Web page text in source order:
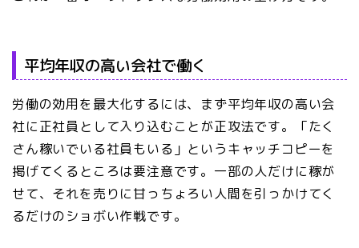
平均年収の高い会社で働く
労働の効用を最大化するには、まず平均年収の高い会
社に正社員として入り込むことが正攻法です。「たく
さん稼いでいる社員もいる」というキャッチコピーを
掲げてくるところは要注意です。一部の人だけに稼が
せて、それを売りに甘っちょろい人間を引っかけてく
るだけのショボい作戦です。